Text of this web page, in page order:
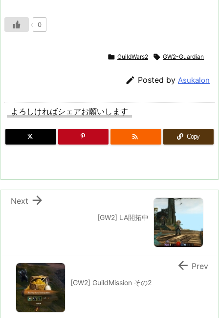
0
 GuildWars2  GW2-Guardian
 Posted by Asukalon
よろしければシェアお願いします
 Copy
[GW2] LA開拓中

Next
[GW2] GuildMission その2
 Prev